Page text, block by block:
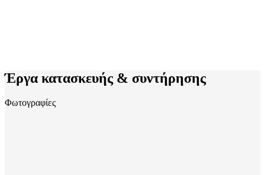
Έργα κατασκευής & συντήρησης
Φωτογραφίες